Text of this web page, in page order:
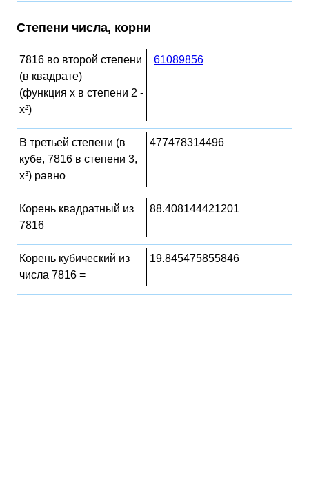
Степени числа, корни
7816 во второй степени
(в квадрате)
(функция x в степени 2 -
x²)
61089856
В третьей степени (в
кубе, 7816 в степени 3,
x³) равно
477478314496
Корень квадратный из
7816
88.408144421201
Корень кубический из
числа 7816 =
19.845475855846